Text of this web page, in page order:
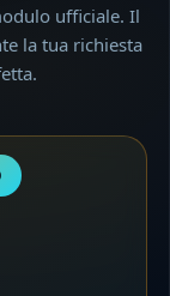
ufficiale. Il
la tua richiesta